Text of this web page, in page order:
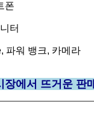
폰
터
파워 뱅크, 카메라
에서 뜨거운 판